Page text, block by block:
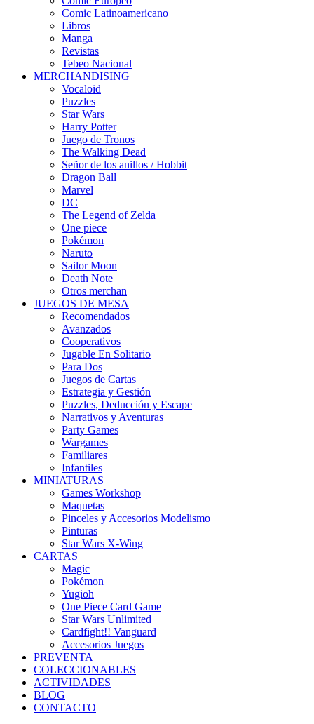
Comic Latinoamericano
Libros
Manga
Revistas
Tebeo Nacional
MERCHANDISING
Vocaloid
Puzzles
Star Wars
Harry Potter
Juego de Tronos
The Walking Dead
Señor de los anillos / Hobbit
Dragon Ball
Marvel
DC
The Legend of Zelda
One piece
Pokémon
Naruto
Sailor Moon
Death Note
Otros merchan
JUEGOS DE MESA
Recomendados
Avanzados
Cooperativos
Jugable En Solitario
Para Dos
Juegos de Cartas
Estrategia y Gestión
Puzzles, Deducción y Escape
Narrativos y Aventuras
Party Games
Wargames
Familiares
Infantiles
MINIATURAS
Games Workshop
Maquetas
Pinceles y Accesorios Modelismo
Pinturas
Star Wars X-Wing
CARTAS
Magic
Pokémon
Yugioh
One Piece Card Game
Star Wars Unlimited
Cardfight!! Vanguard
Accesorios Juegos
PREVENTA
COLECCIONABLES
ACTIVIDADES
BLOG
CONTACTO